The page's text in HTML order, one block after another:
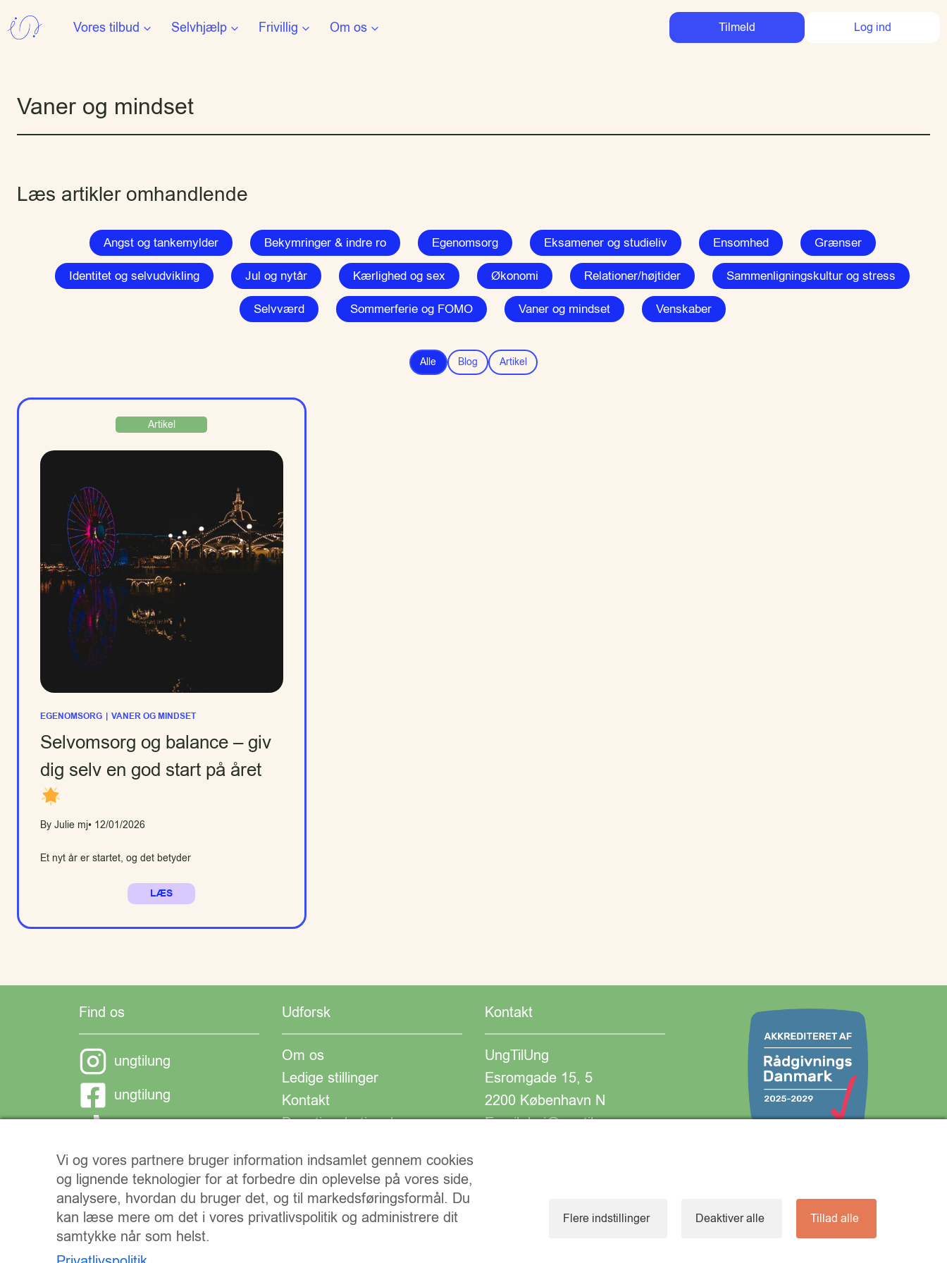
til
Vores tilbud Selvhjælp Frivillig Om os Tilmeld Log ind
Vaner og mindset
Læs artikler omhandlende
Angst og tankemylder Bekymringer & indre ro Egenomsorg Eksamener og studieliv Ensomhed Grænser
Identitet og selvudvikling Jul og nytår Kærlighed og sex Økonomi Relationer/højtider Sammenligningskultur og stress
Selvværd Sommerferie og FOMO Vaner og mindset Venskaber
Alle Blog Artikel
Artikel
EGENOMSORG | VANER OG MINDSET
Selvomsorg og balance – giv
dig selv en god start på året
By Julie mj• 12/01/2026
Et nyt år er startet, og det betyder
LÆS
Find os
ungtilung
ungtilung
Udforsk
Om os
Ledige stillinger
Kontakt
Donationsbetingelser
Kontakt
UngTilUng
Esromgade 15, 5
2200 København N
Email: hej@ungtilung.com
Vi og vores partnere bruger information indsamlet gennem cookies
og lignende teknologier for at forbedre din oplevelse på vores side,
analysere, hvordan du bruger det, og til markedsføringsformål. Du
kan læse mere om det i vores privatlivspolitik og administrere dit
samtykke når som helst.
Flere indstillinger Deaktiver alle Tillad alle